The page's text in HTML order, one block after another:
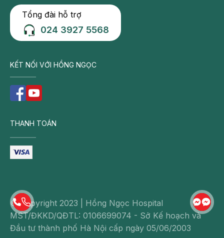
Tổng đài hỗ trợ
024 3927 5568
KẾT NỐI VỚI HỒNG NGỌC
THANH TOÁN
© Copyright 2023 | Hồng Ngọc Hospital
MST/ĐKKD/QĐTL: 0106699074 - Sở Kế hoạch và
Đầu tư thành phố Hà Nội cấp ngày 05/06/2003